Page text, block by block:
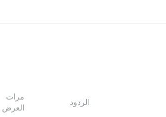
الردود
مرات
العرض